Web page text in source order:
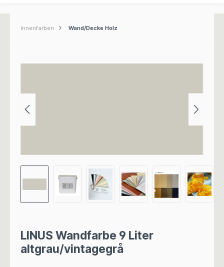
Innenfarben Wand/Decke Holz
LINUS Wandfarbe 9 Liter
altgrau/vintagegrå